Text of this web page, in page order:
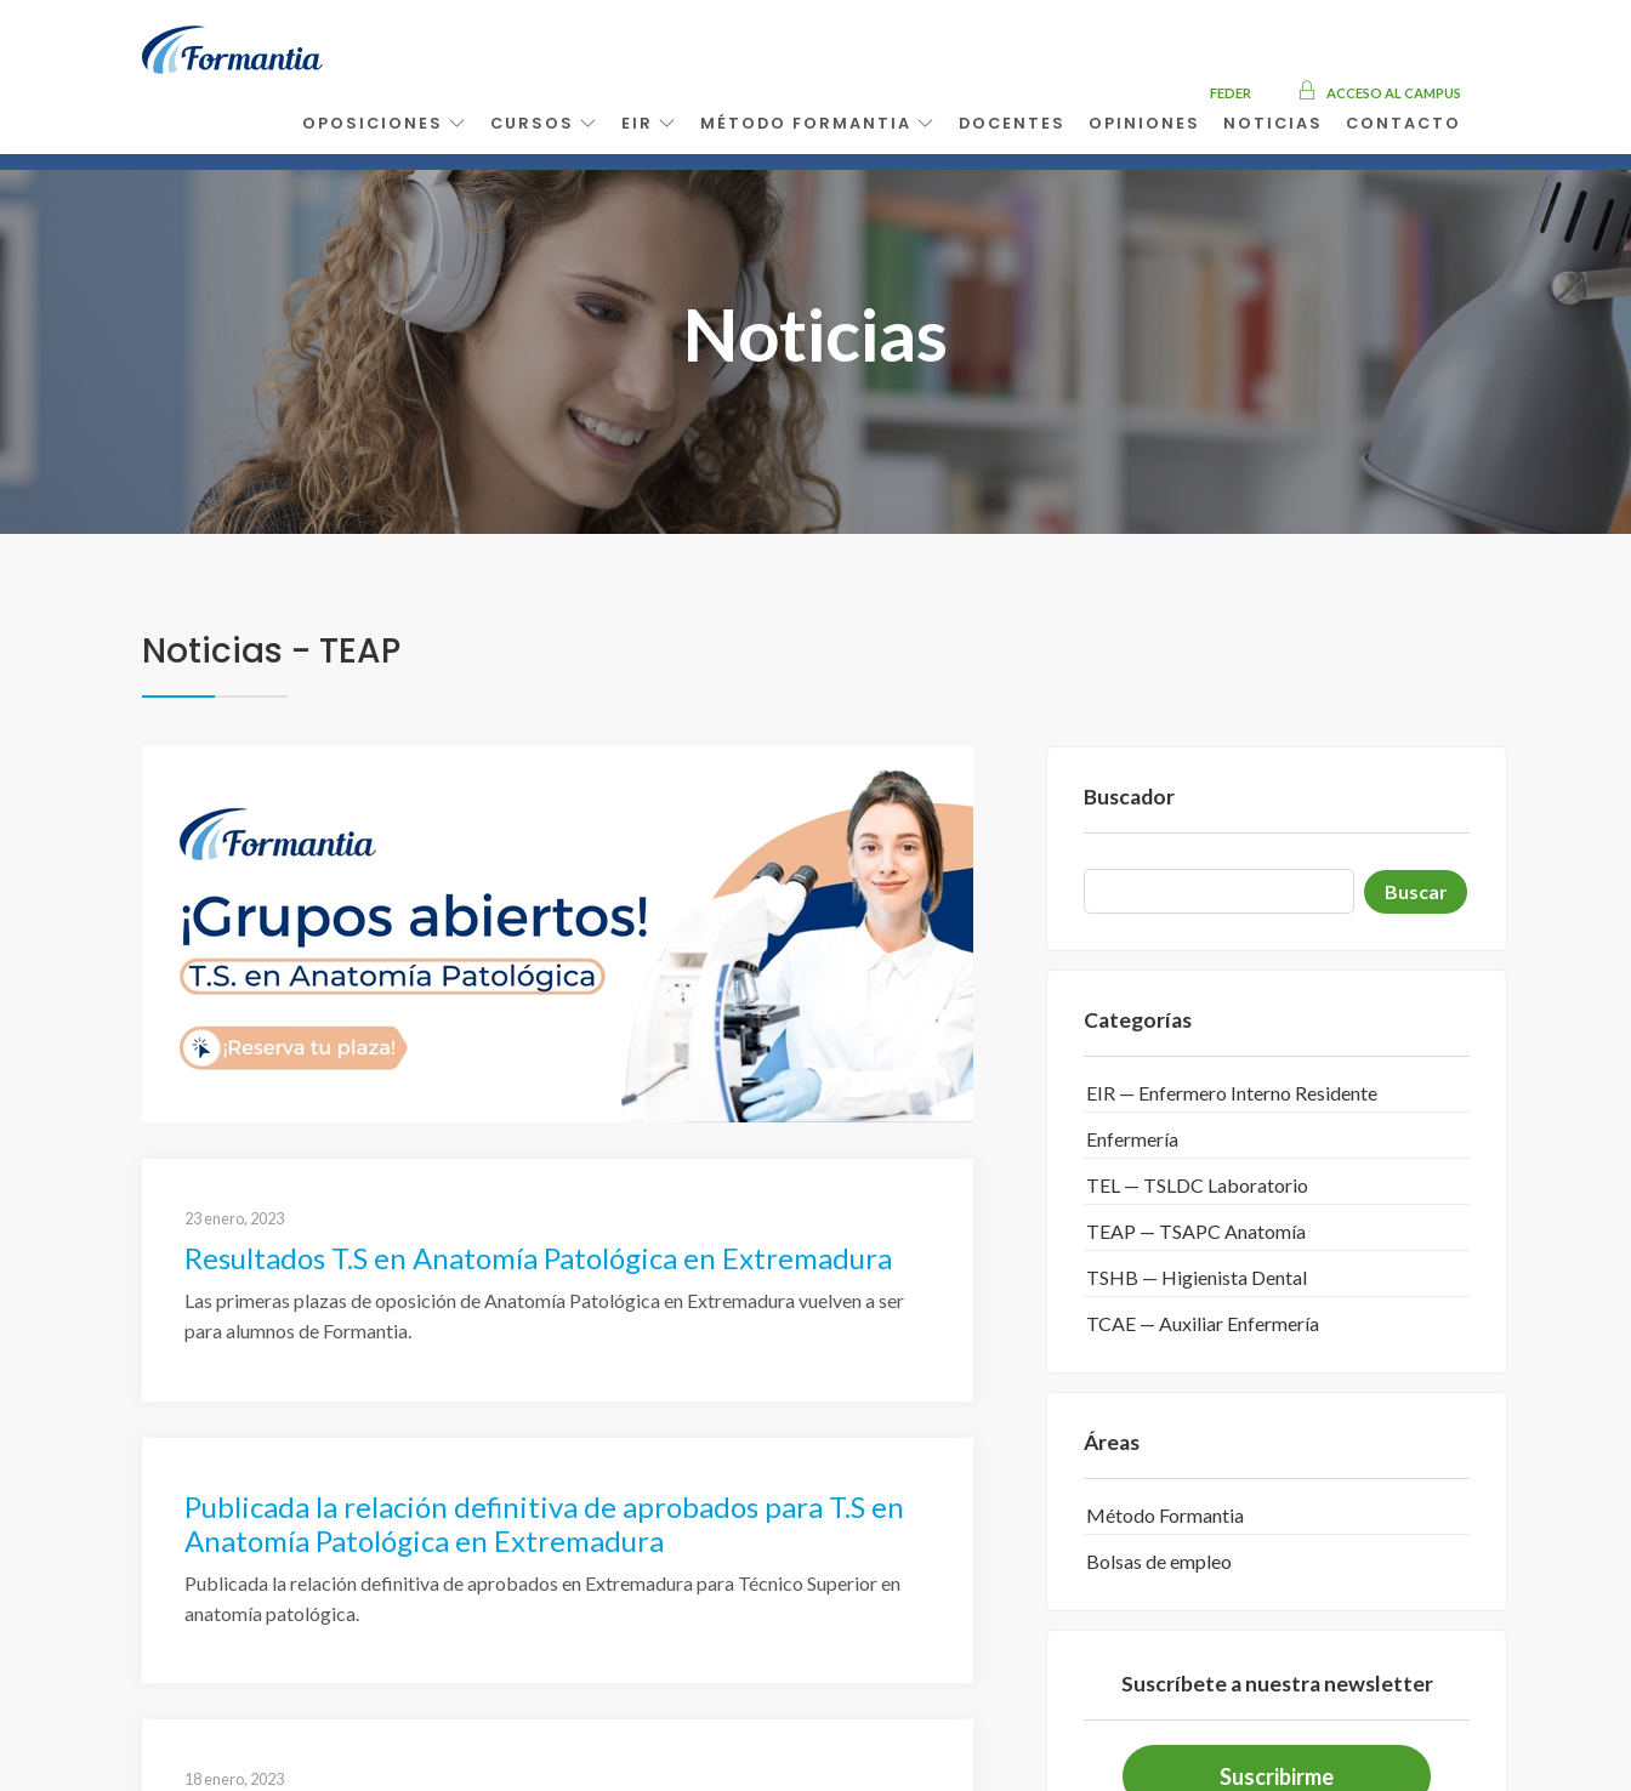
Noticias
Noticias - TEAP
23 enero, 2023
Resultados T.S en Anatomía Patológica en Extremadura
Las primeras plazas de oposición de Anatomía Patológica en Extremadura vuelven a ser
para alumnos de Formantia.
Publicada la relación definitiva de aprobados para T.S en
Anatomía Patológica en Extremadura
Publicada la relación definitiva de aprobados en Extremadura para Técnico Superior en
anatomía patológica.
18 enero, 2023
Buscador
Categorías
EIR — Enfermero Interno Residente
Enfermería
TEL — TSLDC Laboratorio
TEAP — TSAPC Anatomía
TSHB — Higienista Dental
TCAE — Auxiliar Enfermería
Áreas
Método Formantia
Bolsas de empleo
Suscríbete a nuestra newsletter
Suscribirme
FEDER ACCESO AL CAMPUS
OPOSICIONES CURSOS EIR MÉTODO FORMANTIA DOCENTES OPINIONES NOTICIAS CONTACTO